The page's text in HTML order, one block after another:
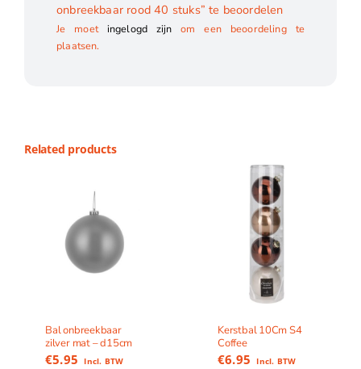
onbreekbaar rood 40 stuks” te beoordelen
Je moet ingelogd zijn om een beoordeling te
plaatsen.
Related products
Bal onbreekbaar
zilver mat – d15cm
€5.95 Incl. BTW
Kerstbal 10Cm S4
Coffee
€6.95 Incl. BTW